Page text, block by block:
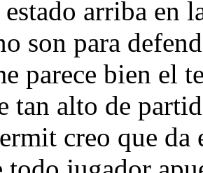
estado arriba en
son para
parece bien el
tan alto de
creo que da